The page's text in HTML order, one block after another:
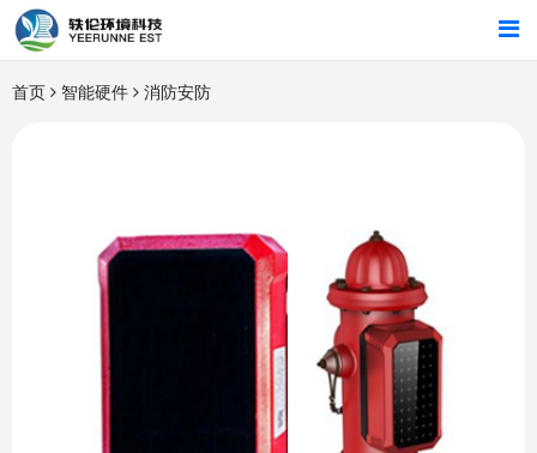
首页
首页 智能硬件 消防安防